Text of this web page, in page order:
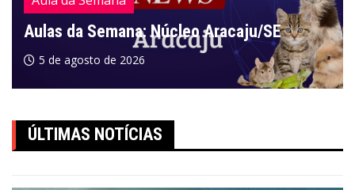
Aulas da Semana: Núcleo Aracaju/SE
5 de agosto de 2026
ÚLTIMAS NOTÍCIAS